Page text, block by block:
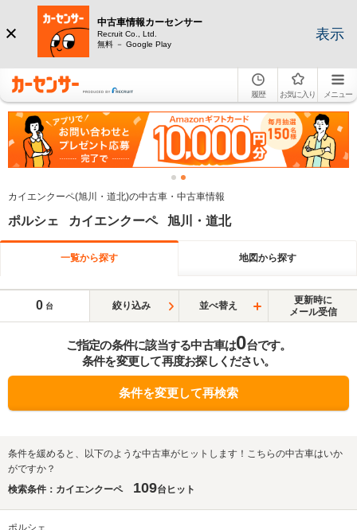
中古車情報カーセンサー
Recruit Co., Ltd.
無料 － Google Play
表示
履歴 お気に入り メニュー
カイエンクーペ(旭川・道北)の中古車・中古車情報
ポルシェ カイエンクーペ 旭川・道北
一覧から探す 地図から探す
0 台 絞り込み 並べ替え
更新時に
メール受信
ご指定の条件に該当する中古車は0台です。
条件を変更して再度お探しください。
条件を変更して再検索
条件を緩めると、以下のような中古車がヒットします！こちらの中古車はいか
がですか？
検索条件：カイエンクーペ
109台ヒット